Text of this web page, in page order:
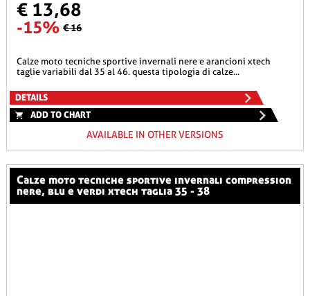
€ 13,68
-15% € 16
calze moto tecniche sportive invernali nere e arancioni xtech
taglie variabili dal 35 al 46. questa tipologia di calze...
DETAILS
ADD TO CHART
AVAILABLE IN OTHER VERSIONS
calze moto tecniche sportive invernali compression
nere, blu e verdi xtech taglia 35 - 38